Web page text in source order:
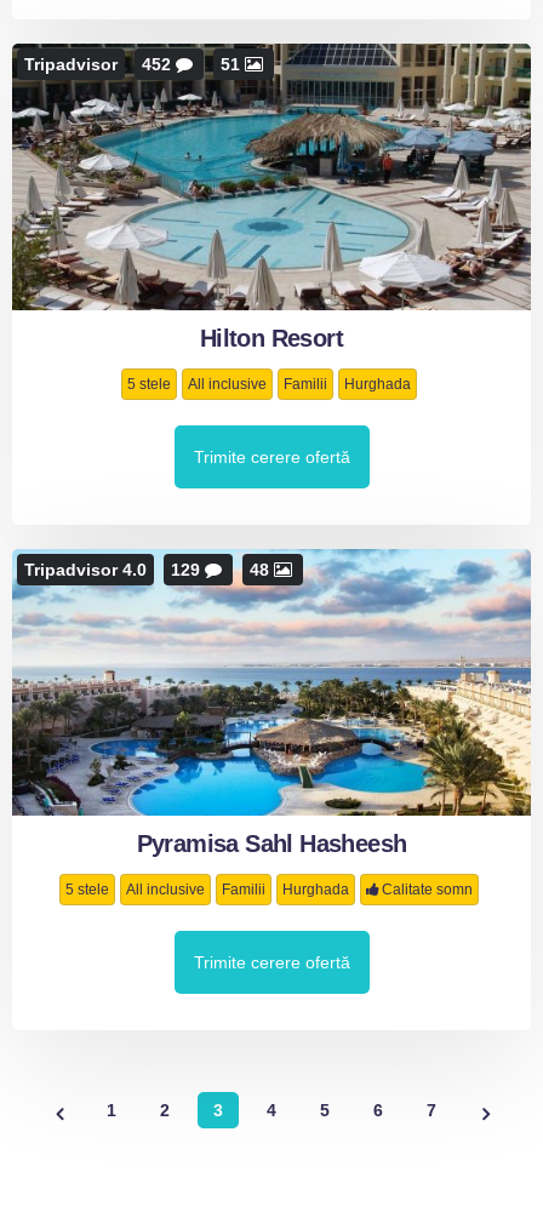
Tripadvisor 452 51
Hilton Resort
5 stele All inclusive Familii Hurghada
Trimite cerere ofertă
Tripadvisor 4.0 129 48
Pyramisa Sahl Hasheesh
5 stele All inclusive Familii Hurghada Calitate somn
Trimite cerere ofertă
1 2 3 4 5 6 7